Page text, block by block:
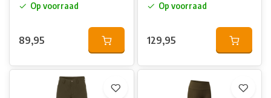
Op voorraad
89,95
Op voorraad
129,95